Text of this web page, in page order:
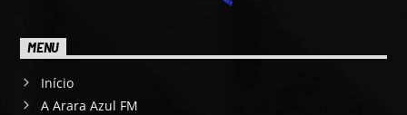
MENU
Início
A Arara Azul FM